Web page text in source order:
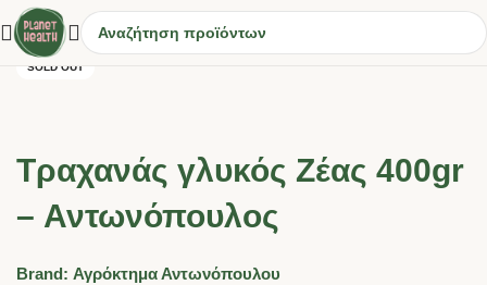
SOLD OUT
Τραχανάς γλυκός Ζέας 400gr
– Αντωνόπουλος
Brand: Αγρόκτημα Αντωνόπουλου